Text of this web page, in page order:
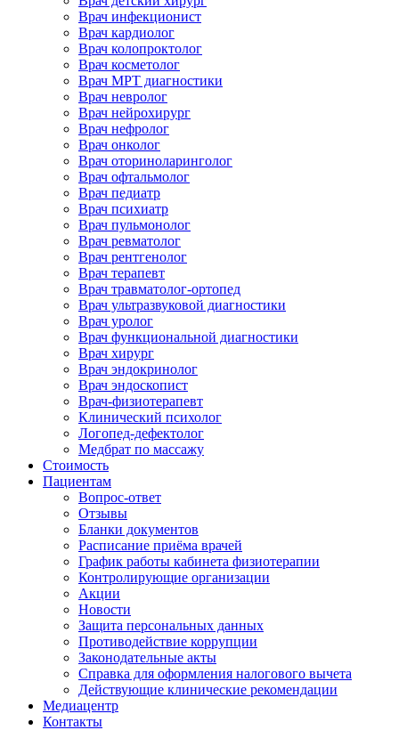
Врач инфекционист
Врач кардиолог
Врач колопроктолог
Врач косметолог
Врач МРТ диагностики
Врач невролог
Врач нейрохирург
Врач нефролог
Врач онколог
Врач оториноларинголог
Врач офтальмолог
Врач педиатр
Врач психиатр
Врач пульмонолог
Врач ревматолог
Врач рентгенолог
Врач терапевт
Врач травматолог-ортопед
Врач ультразвуковой диагностики
Врач уролог
Врач функциональной диагностики
Врач хирург
Врач эндокринолог
Врач эндоскопист
Врач-физиотерапевт
Клинический психолог
Логопед-дефектолог
Медбрат по массажу
Стоимость
Пациентам
Вопрос-ответ
Отзывы
Бланки документов
Расписание приёма врачей
График работы кабинета физиотерапии
Контролирующие организации
Акции
Новости
Защита персональных данных
Противодействие коррупции
Законодательные акты
Справка для оформления налогового вычета
Действующие клинические рекомендации
Медиацентр
Контакты